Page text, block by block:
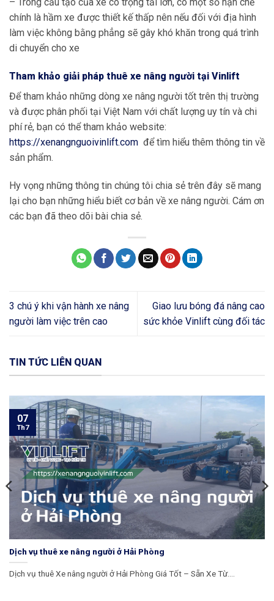
chính là hầm xe được thiết kế thấp nên nếu đối với địa hình
làm việc không bằng phẳng sẽ gây khó khăn trong quá trình
di chuyển cho xe
Tham khảo giải pháp thuê xe nâng người tại Vinlift
Để tham khảo những dòng xe nâng người tốt trên thị trường
và được phân phối tại Việt Nam với chất lượng uy tín và chi
phí rẻ, bạn có thể tham khảo website:
https://xenangnguoivinlift.com để tìm hiểu thêm thông tin về
sản phẩm.
Hy vọng những thông tin chúng tôi chia sẻ trên đây sẽ mang
lại cho bạn những hiểu biết cơ bản về xe nâng người. Cám ơn
các bạn đã theo dõi bài chia sẻ.
3 chú ý khi vận hành xe nâng
người làm việc trên cao
Giao lưu bóng đá nâng cao
sức khỏe Vinlift cùng đối tác
TIN TỨC LIÊN QUAN
Dịch vụ thuê xe nâng người ở Hải Phòng
Dịch vụ thuê Xe nâng người ở Hải Phòng Giá Tốt – Sẵn Xe Từ....
07
Th7